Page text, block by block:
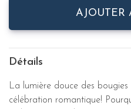
AJOUTER
Détails
La lumière douce des bougies
célébration romantique!